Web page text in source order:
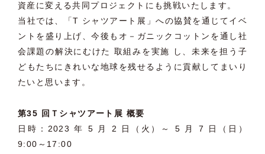
資産に変える共同プロジェクトにも挑戦いたします。
当社では、「T シャツアート展」への協賛を通じてイベ
ントを盛り上げ、今後もオ－ガニックコットンを通し社
会課題の解決にむけた 取組みを実施 し、未来を担う子
どもたちにきれいな地球を残せるように貢献してまいり
たいと思います。
第35 回Ｔシャツアート展 概要
日時：2023 年 5 月 2 日（火）～ 5 月 7 日（日）
9:00～17:00